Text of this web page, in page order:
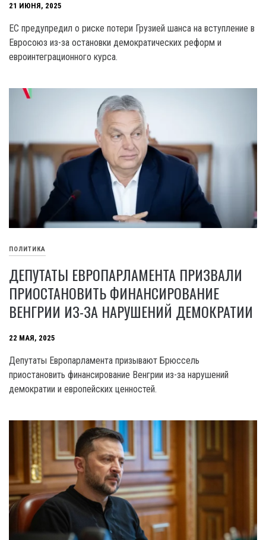
21 ИЮНЯ, 2025
ЕС предупредил о риске потери Грузией шанса на вступление в
Евросоюз из-за остановки демократических реформ и
евроинтеграционного курса.
ПОЛИТИКА
ДЕПУТАТЫ ЕВРОПАРЛАМЕНТА ПРИЗВАЛИ
ПРИОСТАНОВИТЬ ФИНАНСИРОВАНИЕ
ВЕНГРИИ ИЗ-ЗА НАРУШЕНИЙ ДЕМОКРАТИИ
22 МАЯ, 2025
Депутаты Европарламента призывают Брюссель
приостановить финансирование Венгрии из-за нарушений
демократии и европейских ценностей.